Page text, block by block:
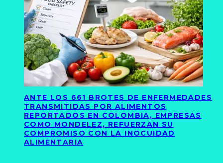
ANTE LOS 661 BROTES DE ENFERMEDADES
TRANSMITIDAS POR ALIMENTOS
REPORTADOS EN COLOMBIA, EMPRESAS
COMO MONDELEZ, REFUERZAN SU
COMPROMISO CON LA INOCUIDAD
ALIMENTARIA